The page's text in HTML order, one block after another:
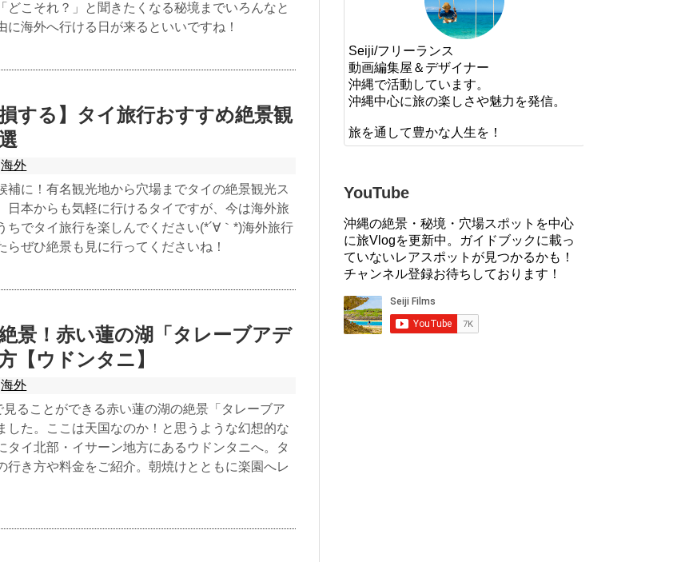
どこそれ？」と聞きたくなる秘境までいろんなと
に海外へ行ける日が来るといいですね！
する】タイ旅行おすすめ絶景観
海外
補に！有名観光地から穴場までタイの絶景観光ス
日本からも気軽に行けるタイですが、今は海外旅
ちでタイ旅行を楽しんでください(*´∀｀*)海外旅行
らぜひ絶景も見に行ってくださいね！
絶景！赤い蓮の湖「タレーブアデ
【ウドンタニ】
海外
ることができる赤い蓮の湖の絶景「タレーブア
した。ここは天国なのか！と思うような幻想的な
タイ北部・イサーン地方にあるウドンタニへ。タ
行き方や料金をご紹介。朝焼けとともに楽園へレ
Seiji/フリーランス
動画編集屋＆デザイナー
沖縄で活動しています。
沖縄中心に旅の楽しさや魅力を発信。
旅を通して豊かな人生を！
YouTube
沖縄の絶景・秘境・穴場スポットを中心
に旅Vlogを更新中。ガイドブックに載っ
ていないレアスポットが見つかるかも！
チャンネル登録お待ちしております！